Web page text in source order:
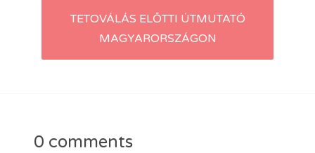
TETOVÁLÁS ELŐTTI ÚTMUTATÓ
MAGYARORSZÁGON
0 comments